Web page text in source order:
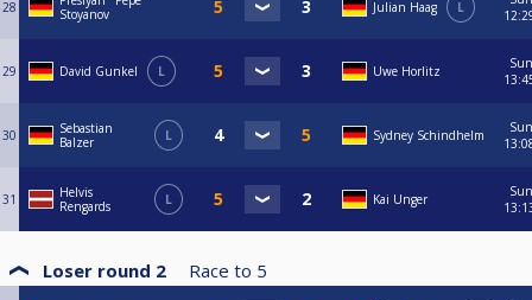
28
Stoyanov
Julian Haag L
29 David Gunkel L Uwe Horlitz
Sun
30
Sebastian
Balzer
L Sydney Schindhelm
Sun
31
Helvis
Rengards
L Kai Unger
Sun
Loser round 2 Race to 5